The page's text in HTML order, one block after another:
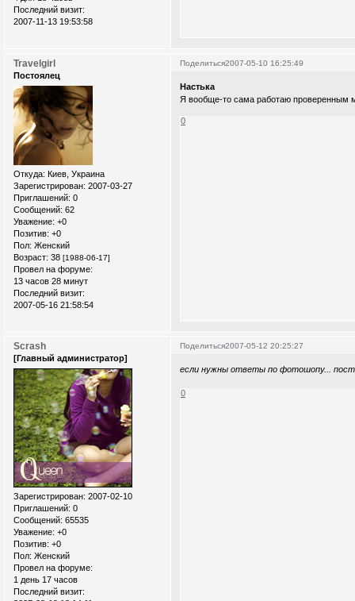
Последний визит:
2007-11-13 19:53:58
Поделиться2007-05-10 16:25:49
Travelgirl
Постоялец
Откуда: Киев, Украина
Зарегистрирован: 2007-03-27
Приглашений: 0
Сообщений: 62
Уважение: +0
Позитив: +0
Пол: Женский
Возраст: 38 [1988-06-17]
Провел на форуме:
13 часов 28 минут
Последний визит:
2007-05-16 21:58:54
Настька
Я вообще-то сама работаю проверенным
0
Поделиться2007-05-12 20:25:27
Scrash
[Главный администратор]
Зарегистрирован: 2007-02-10
Приглашений: 0
Сообщений: 65535
Уважение: +0
Позитив: +0
Пол: Женский
Провел на форуме:
1 день 17 часов
Последний визит:
если нужны ответы по фотошопу...
0